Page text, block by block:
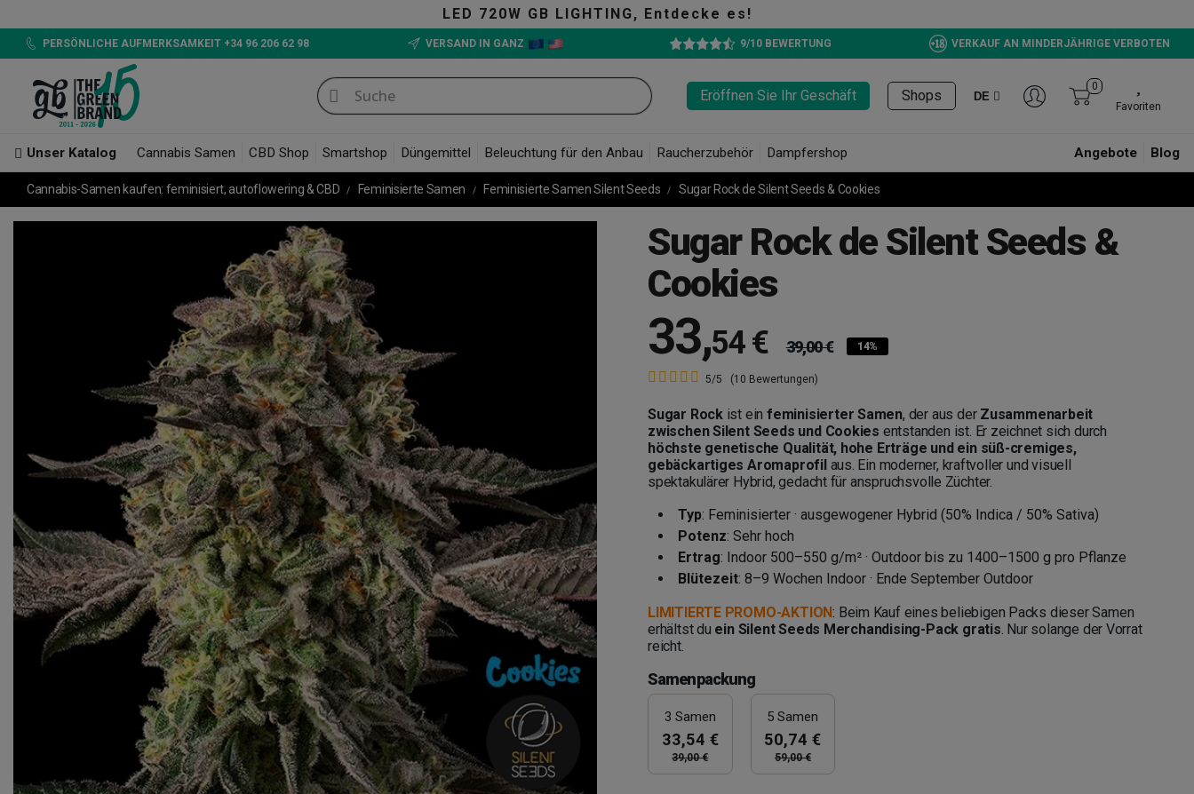
LED 720W GB LIGHTING, Entdecke es!
PERSÖNLICHE AUFMERKSAMKEIT +34 96 206 62 98 VERSAND IN GANZ 9/10 BEWERTUNG VERKAUF AN MINDERJÄHRIGE VERBOTEN
Eröffnen Sie Ihr Geschäft Shops DE
0
Favoriten
Unser Katalog Cannabis Samen CBD Shop Smartshop Düngemittel Beleuchtung für den Anbau Raucherzubehör Dampfershop Angebote Blog
Cannabis-Samen kaufen: feminisiert, autoflowering & CBD Feminisierte Samen Feminisierte Samen Silent Seeds Sugar Rock de Silent Seeds & Cookies
Sugar Rock de Silent Seeds &
Cookies
33,54 € 39,00 € 14%
5/5 (10 Bewertungen)
Sugar Rockist einfeminisierter Samen, der aus der Zusammenarbeit
zwischen Silent Seeds und Cookies entstanden ist. Er zeichnet sich durch
höchste genetische Qualität, hohe Erträge und ein süß-cremiges,
gebäckartiges Aromaprofilaus. Ein moderner, kraftvoller und visuell
spektakulärer Hybrid, gedacht für anspruchsvolle Züchter.
Typ: Feminisierter · ausgewogener Hybrid (50% Indica / 50% Sativa)
Potenz: Sehr hoch
Ertrag: Indoor 500–550 g/m² · Outdoor bis zu 1400–1500 g pro Pflanze
Blütezeit: 8–9 Wochen Indoor · Ende September Outdoor
LIMITIERTE PROMO-AKTION: Beim Kauf eines beliebigen Packs dieser Samen
erhältst du ein Silent Seeds Merchandising-Pack gratis. Nur solange der Vorrat
reicht.
Samenpackung
3 Samen
33,54 €
39,00 €
5 Samen
50,74 €
59,00 €